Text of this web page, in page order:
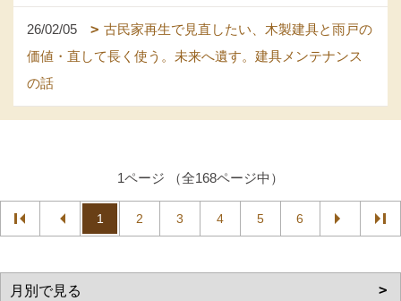
26/02/05
古民家再生で見直したい、木製建具と雨戸の
価値・直して長く使う。未来へ遺す。建具メンテナンス
の話
1ページ （全168ページ中）
1 2 3 4 5 6